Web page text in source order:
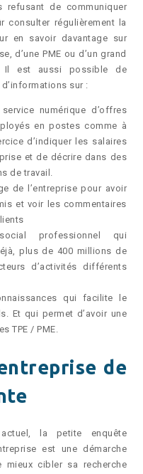
refusant de communiquer
régulièrement la
en savoir davantage sur
d’une PME ou d’un grand
Il est aussi possible de
sur :
numérique d’offres
en postes comme à
d’indiquer les salaires
et de décrire dans des
de travail.
de l’entreprise pour avoir
et voir les commentaires
professionnel qui
plus de 400 millions de
d’activités différents
qui facilite le
Et qui permet d’avoir une
TPE / PME.
de
la petite enquête
est une démarche
mieux cibler sa recherche